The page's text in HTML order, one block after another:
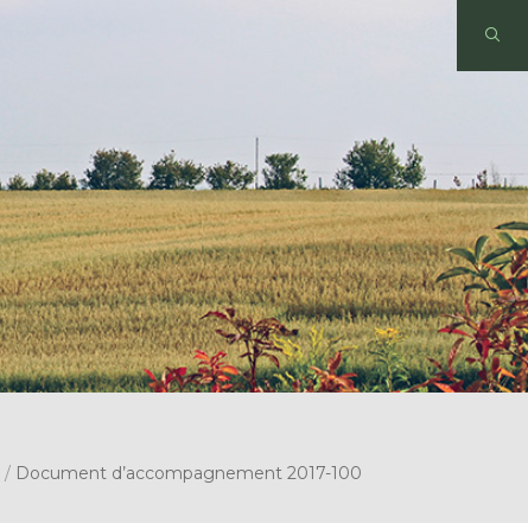
/ Document d’accompagnement 2017-100